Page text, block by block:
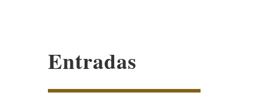
Entradas